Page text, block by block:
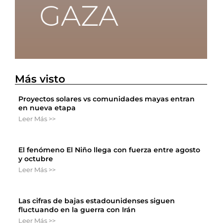
Más visto
Proyectos solares vs comunidades mayas entran
en nueva etapa
Leer Más >>
El fenómeno El Niño llega con fuerza entre agosto
y octubre
Leer Más >>
Las cifras de bajas estadounidenses siguen
fluctuando en la guerra con Irán
Leer Más >>